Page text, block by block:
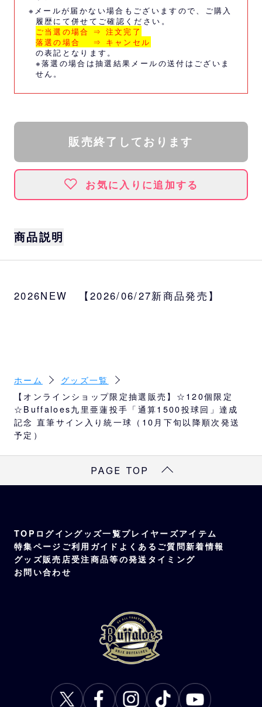
※メールが届かない場合もございますので、ご購入
履歴にて併せてご確認ください。
ご当選の場合 ⇒ 注文完了
落選の場合 ⇒ キャンセル
の表記となります。
※落選の場合は抽選結果メールの送付はございま
せん。
販売終了しております
お気に入りに追加する
商品説明
ースに入れてお届けします。
2026NEW 【2026/06/27新商品発売】
ホーム
グッズ一覧
【オンラインショップ限定抽選販売】☆120個限定
☆Buffaloes九里亜蓮投手「通算1500投球回」達成
記念 直筆サイン入り統一球（10月下旬以降順次発送
予定）
PAGE TOP
TOP ログイングッズ一覧プレイヤーズアイテム
特集ページ ご利用ガイド よくあるご質問新着情報
グッズ販売店受注商品等の発送タイミング
お問い合わせ